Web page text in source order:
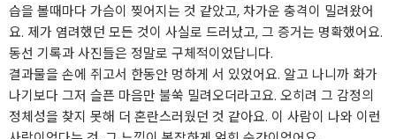
습을 볼때마다 가슴이 찢어지는 것 같았고, 차가운 충격이 밀려왔어
요. 제가 염려했던 모든 것이 사실로 드러났고, 그 증거는 명확했어요.
동선 기록과 사진들은 정말로 구체적이었답니다.
결과물을 손에 쥐고서 한동안 멍하게 서 있었어요. 알고 나니까 화가
나기보다 그저 슬픈 마음만 불쑥 밀려오더라고요. 오히려 그 감정의
정체성을 찾지 못해 더 혼란스러웠던 것 같아요. 이 사람이 나와 이런